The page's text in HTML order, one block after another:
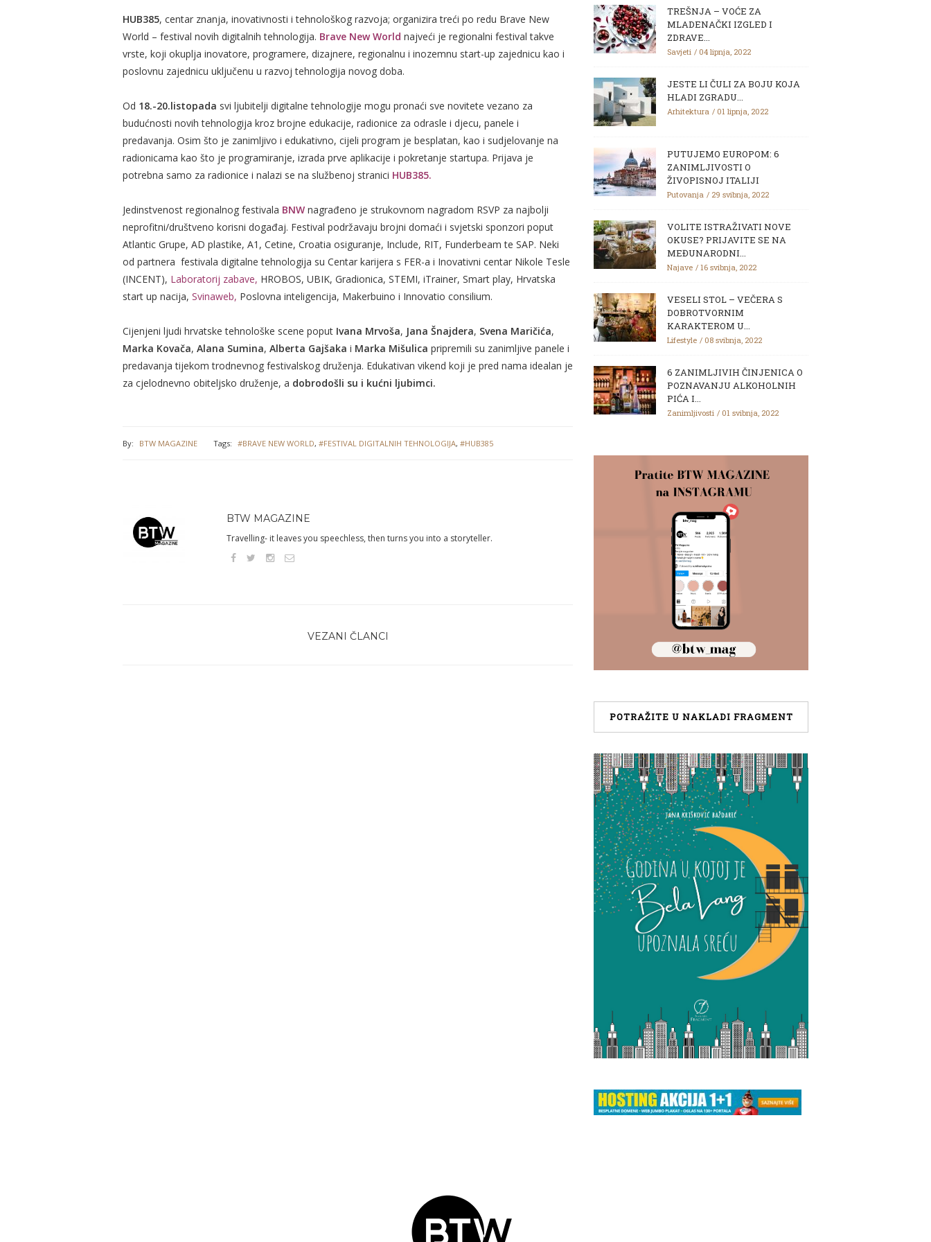
HUB385, centar znanja, inovativnosti i tehnološkog razvoja; organizira treći po redu Brave New
World – festival novih digitalnih tehnologija. Brave New World najveći je regionalni festival takve
vrste, koji okuplja inovatore, programere, dizajnere, regionalnu i inozemnu start-up zajednicu kao i
poslovnu zajednicu uključenu u razvoj tehnologija novog doba.
Od 18.-20.listopada svi ljubitelji digitalne tehnologije mogu pronaći sve novitete vezano za
budućnosti novih tehnologija kroz brojne edukacije, radionice za odrasle i djecu, panele i
predavanja. Osim što je zanimljivo i edukativno, cijeli program je besplatan, kao i sudjelovanje na
radionicama kao što je programiranje, izrada prve aplikacije i pokretanje startupa. Prijava je
potrebna samo za radionice i nalazi se na službenoj stranici HUB385.
Jedinstvenost regionalnog festivala BNW nagrađeno je strukovnom nagradom RSVP za najbolji
neprofitni/društveno korisni događaj. Festival podržavaju brojni domaći i svjetski sponzori poput
Atlantic Grupe, AD plastike, A1, Cetine, Croatia osiguranje, Include, RIT, Funderbeam te SAP. Neki
od partnera festivala digitalne tehnologija su Centar karijera s FER-a i Inovativni centar Nikole Tesle
(INCENT), Laboratorij zabave, HROBOS, UBIK, Gradionica, STEMI, iTrainer, Smart play, Hrvatska
start up nacija, Svinaweb, Poslovna inteligencija, Makerbuino i Innovatio consilium.
Cijenjeni ljudi hrvatske tehnološke scene poput Ivana Mrvoša, Jana Šnajdera, Svena Maričića,
Marka Kovača, Alana Sumina, Alberta Gajšaka i Marka Mišulica pripremili su zanimljive panele i
predavanja tijekom trodnevnog festivalskog druženja. Edukativan vikend koji je pred nama idealan je
za cjelodnevno obiteljsko druženje, a dobrodošli su i kućni ljubimci.
By: BTW MAGAZINE Tags: #BRAVE NEW WORLD, #FESTIVAL DIGITALNIH TEHNOLOGIJA, #HUB385
BTW MAGAZINE
Travelling- it leaves you speechless, then turns you into a storyteller.
VEZANI ČLANCI
TREŠNJA – VOĆE ZA
MLADENAČKI IZGLED I
ZDRAVE...
Savjeti 04 lipnja, 2022
JESTE LI ČULI ZA BOJU KOJA
HLADI ZGRADU...
Arhitektura 01 lipnja, 2022
PUTUJEMO EUROPOM: 6
ZANIMLJIVOSTI O
ŽIVOPISNOJ ITALIJI
Putovanja 29 svibnja, 2022
VOLITE ISTRAŽIVATI NOVE
OKUSE? PRIJAVITE SE NA
MEĐUNARODNI...
Najave 16 svibnja, 2022
VESELI STOL – VEČERA S
DOBROTVORNIM
KARAKTEROM U...
Lifestyle 08 svibnja, 2022
6 ZANIMLJIVIH ČINJENICA O
POZNAVANJU ALKOHOLNIH
PIĆA I...
Zanimljivosti 01 svibnja, 2022
POTRAŽITE U NAKLADI FRAGMENT